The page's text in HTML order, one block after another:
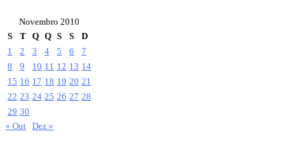
Novembro 2010
S
T Q Q S S
D
1
2 3 4 5 6
7
8
9 10 11 12 13 14
15 16 17 18 19 20 21
22 23 24 25 26 27 28
29 30
« Out Dez »